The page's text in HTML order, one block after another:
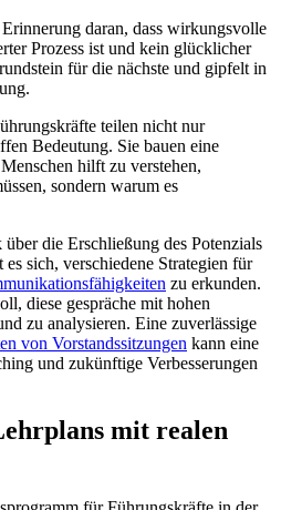
daran, dass wirkungsvolle
Prozess ist und kein glücklicher
für die nächste und gipfelt in
teilen nicht nur
Bedeutung. Sie bauen eine
hilft zu verstehen,
sondern warum es
die Erschließung des Potenzials
sich, verschiedene Strategien für
zu erkunden.
diese gespräche mit hohen
zu analysieren. Eine zuverlässige
von Vorstandssitzungen kann eine
und zukünftige Verbesserungen
mit realen